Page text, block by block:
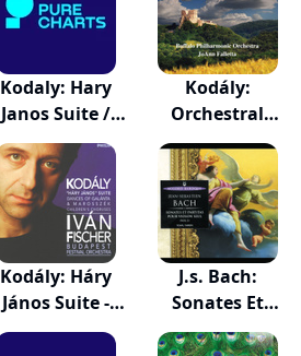
Kodaly: Hary
Janos Suite /
Da...
Kodály:
Orchestral
Works
Kodály: Háry
János Suite -
Da...
J.s. Bach:
Sonates Et
Partita...